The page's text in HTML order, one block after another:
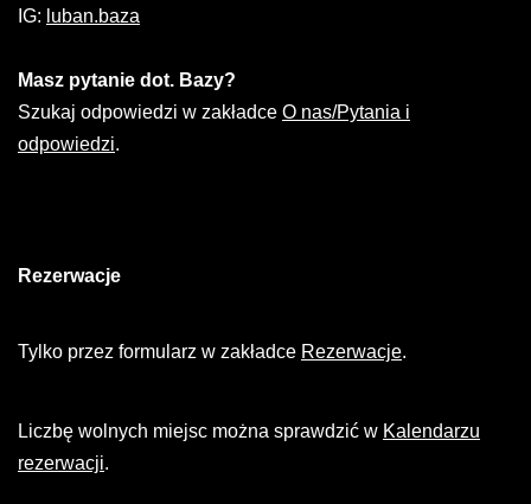
IG: luban.baza
Masz pytanie dot. Bazy?
Szukaj odpowiedzi w zakładce O nas/Pytania i
odpowiedzi.
Rezerwacje
Tylko przez formularz w zakładce Rezerwacje.
Liczbę wolnych miejsc można sprawdzić w Kalendarzu
rezerwacji.